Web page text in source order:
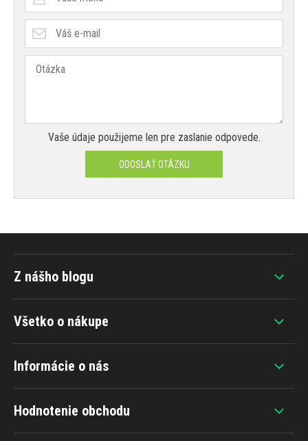
Vaše údaje použijeme len pre zaslanie odpovede.
ODOSLAŤ OTÁZKU
Všetko o nákupe
Informácie o nás
Hodnotenie obchodu
Z nášho blogu